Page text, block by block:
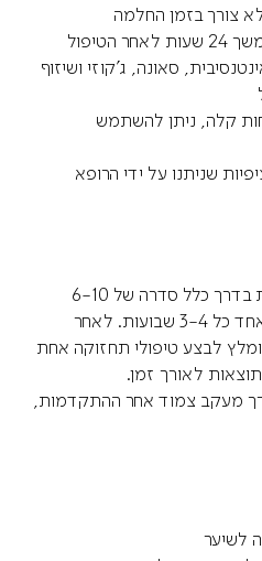
צורך בזמן החלמה
סאונה, ג'קוזי ושיזוף
קלה, ניתן להשתמש
שניתנו על ידי הרופא
לתוצאות אופטימליות, נדרשת בדרך כלל סדרה של 6-10
טיפולים, בתדירות של טיפול אחד כל 3-4 שבועות. לאחר
לבצע טיפולי תחזוקה אחת
מעקב צמוד אחר ההתקדמות,
לשיער